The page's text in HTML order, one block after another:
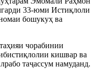
33-юми Истиқлоли
бошукуҳ ва
чорабинии
кишвар ва
таҷассум намуданд.